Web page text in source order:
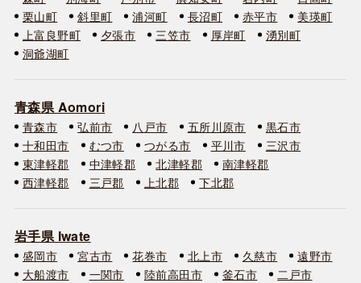
栗山町
斜里町 浦河町 長沼町 赤平市
美瑛町
上富良野町
夕張市 三笠市 厚岸町
湧別町
洞爺湖町
青森県 Aomori
青森市 弘前市 八戸市 五所川原市
黒石市
十和田市
むつ市 つがる市 平川市
三沢市
東津軽郡
中津軽郡 北津軽郡
南津軽郡
西津軽郡
三戸郡 上北郡 下北郡
岩手県 Iwate
盛岡市 宮古市 花巻市 北上市 久慈市
遠野市
大船渡市
一関市 陸前高田市 釜石市
二戸市